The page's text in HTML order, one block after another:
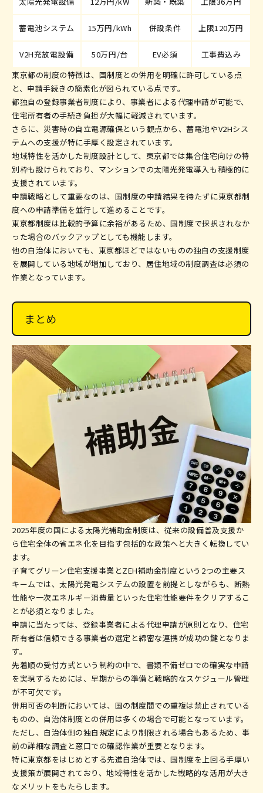
蓄電池システム 15万円/kWh 併設条件 上限120万円
V2H充放電設備 50万円/台 EV必須
工事費込み
東京都の制度の特徴は、国制度との併用を明確に許可している点
と、申請手続きの簡素化が図られている点です。
都独自の登録事業者制度により、事業者による代理申請が可能で、
住宅所有者の手続き負担が大幅に軽減されています。
さらに、災害時の自立電源確保という観点から、蓄電池やV2Hシス
テムへの支援が特に手厚く設定されています。
地域特性を活かした制度設計として、東京都では集合住宅向けの特
別枠も設けられており、マンションでの太陽光発電導入も積極的に
支援されています。
申請戦略として重要なのは、国制度の申請結果を待たずに東京都制
度への申請準備を並行して進めることです。
東京都制度は比較的予算に余裕があるため、国制度で採択されなか
った場合のバックアップとしても機能します。
他の自治体においても、東京都ほどではないものの独自の支援制度
を展開している地域が増加しており、居住地域の制度調査は必須の
作業となっています。
まとめ
2025年度の国による太陽光補助金制度は、従来の設備普及支援か
ら住宅全体の省エネ化を目指す包括的な政策へと大きく転換してい
ます。
子育てグリーン住宅支援事業とZEH補助金制度という2つの主要ス
キームでは、太陽光発電システムの設置を前提としながらも、断熱
性能や一次エネルギー消費量といった住宅性能要件をクリアするこ
とが必須となりました。
申請に当たっては、登録事業者による代理申請が原則となり、住宅
所有者は信頼できる事業者の選定と綿密な連携が成功の鍵となりま
す。
先着順の受付方式という制約の中で、書類不備ゼロでの確実な申請
を実現するためには、早期からの準備と戦略的なスケジュール管理
が不可欠です。
併用可否の判断においては、国の制度間での重複は禁止されている
ものの、自治体制度との併用は多くの場合で可能となっています。
ただし、自治体側の独自規定により制限される場合もあるため、事
前の詳細な調査と窓口での確認作業が重要となります。
特に東京都をはじめとする先進自治体では、国制度を上回る手厚い
支援策が展開されており、地域特性を活かした戦略的な活用が大き
なメリットをもたらします。